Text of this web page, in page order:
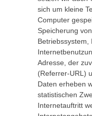
sich um kleine
Computer
Speicherung
Betriebssystem,
Adresse, der
(Referrer-URL)
Daten erheben
statistischen
Internetauftritt